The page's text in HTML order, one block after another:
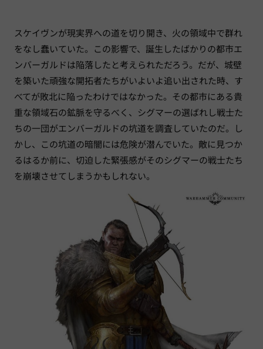
スケイヴンが現実界への道を切り開き、火の領域中で群れ
をなし蠢いていた。この影響で、誕生したばかりの都市エ
ンバーガルドは陥落したと考えられただろう。だが、城壁
を築いた頑強な開拓者たちがいよいよ追い出された時、す
べてが敗北に陥ったわけではなかった。その都市にある貴
重な領域石の鉱脈を守るべく、シグマーの選ばれし戦士た
ちの一団がエンバーガルドの坑道を調査していたのだ。し
かし、この坑道の暗闇には危険が潜んでいた。敵に見つか
るはるか前に、切迫した緊張感がそのシグマーの戦士たち
を崩壊させてしまうかもしれない。